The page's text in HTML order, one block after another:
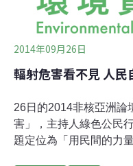
測儀器，建立生活圈的
2014年09月26日
輻射危害看不見 人民
26日的2014非核亞洲論
害」，主持人綠色公民
題定位為「用民間的力